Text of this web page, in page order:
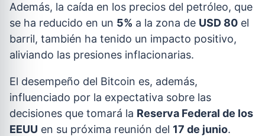
Además, la caída en los precios del petróleo, que
se ha reducido en un 5% a la zona de USD 80 el
barril, también ha tenido un impacto positivo,
aliviando las presiones inflacionarias.
El desempeño del Bitcoin es, además,
influenciado por la expectativa sobre las
decisiones que tomará la Reserva Federal de los
EEUU en su próxima reunión del 17 de junio.